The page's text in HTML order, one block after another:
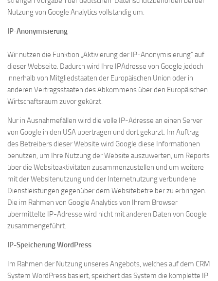
Nutzung von Google Analytics vollständig um.
IP-Anonymisierung
Wir nutzen die Funktion „Aktivierung der IP-Anonymisierung“ auf
dieser Webseite. Dadurch wird Ihre IPAdresse von Google jedoch
innerhalb von Mitgliedstaaten der Europäischen Union oder in
anderen Vertragsstaaten des Abkommens über den Europäischen
Wirtschaftsraum zuvor gekürzt.
Nur in Ausnahmefällen wird die volle IP-Adresse an einen Server
von Google in den USA übertragen und dort gekürzt. Im Auftrag
des Betreibers dieser Website wird Google diese Informationen
benutzen, um Ihre Nutzung der Website auszuwerten, um Reports
über die Websiteaktivitäten zusammenzustellen und um weitere
mit der Websitenutzung und der Internetnutzung verbundene
Dienstleistungen gegenüber dem Websitebetreiber zu erbringen.
Die im Rahmen von Google Analytics von Ihrem Browser
übermittelte IP-Adresse wird nicht mit anderen Daten von Google
zusammengeführt.
IP-Speicherung WordPress
Im Rahmen der Nutzung unseres Angebots, welches auf dem CRM
System WordPress basiert, speichert das System die komplette IP